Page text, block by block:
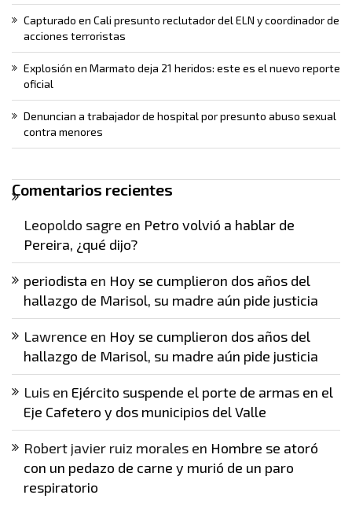
Capturado en Cali presunto reclutador del ELN y coordinador de
acciones terroristas
Explosión en Marmato deja 21 heridos: este es el nuevo reporte
oficial
Denuncian a trabajador de hospital por presunto abuso sexual
contra menores
Comentarios recientes
Leopoldo sagre en Petro volvió a hablar de
Pereira, ¿qué dijo?
periodista en Hoy se cumplieron dos años del
hallazgo de Marisol, su madre aún pide justicia
Lawrence en Hoy se cumplieron dos años del
hallazgo de Marisol, su madre aún pide justicia
Luis en Ejército suspende el porte de armas en el
Eje Cafetero y dos municipios del Valle
Robert javier ruiz morales en Hombre se atoró
con un pedazo de carne y murió de un paro
respiratorio